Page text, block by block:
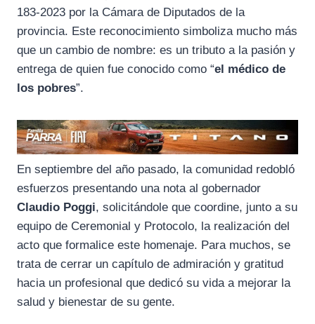
183-2023 por la Cámara de Diputados de la
provincia. Este reconocimiento simboliza mucho más
que un cambio de nombre: es un tributo a la pasión y
entrega de quien fue conocido como “el médico de
los pobres”.
En septiembre del año pasado, la comunidad redobló
esfuerzos presentando una nota al gobernador
Claudio Poggi, solicitándole que coordine, junto a su
equipo de Ceremonial y Protocolo, la realización del
acto que formalice este homenaje. Para muchos, se
trata de cerrar un capítulo de admiración y gratitud
hacia un profesional que dedicó su vida a mejorar la
salud y bienestar de su gente.